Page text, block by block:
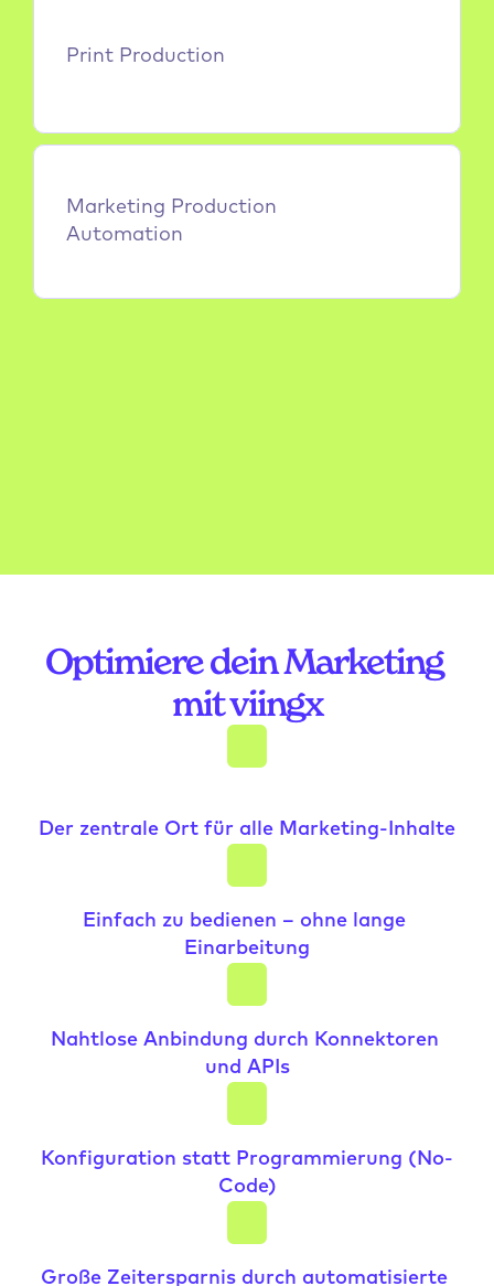
Print Production
Marketing Production
Automation
Optimiere dein Marketing
mit viingx
Der zentrale Ort für alle Marketing-Inhalte
Einfach zu bedienen – ohne lange
Einarbeitung
Nahtlose Anbindung durch Konnektoren
und APIs
Konfiguration statt Programmierung (No-
Code)
Große Zeitersparnis durch automatisierte